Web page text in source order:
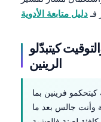
فـ دليل متابعة الأدوية
كيتبدّلو
الرينين
فرينين بما
وأنت جالس بعد ما